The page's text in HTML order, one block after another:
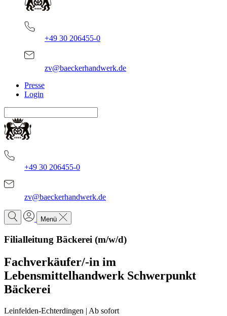
+49 30 206455-0
zv@baeckerhandwerk.de
Presse
Login
+49 30 206455-0
zv@baeckerhandwerk.de
Menü
Filialleitung Bäckerei (m/w/d)
Fachverkäufer/-in im
Lebensmittelhandwerk Schwerpunkt
Bäckerei
Leinfelden-Echterdingen | Ab sofort